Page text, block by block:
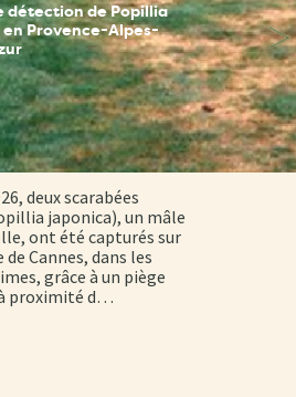
détection de Popillia
Provence-Alpes-
deux scarabées
japonica), un mâle
ont été capturés sur
Cannes, dans les
grâce à un piège
proximité d…